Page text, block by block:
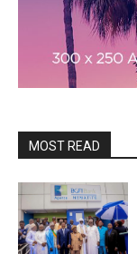
MOST READ